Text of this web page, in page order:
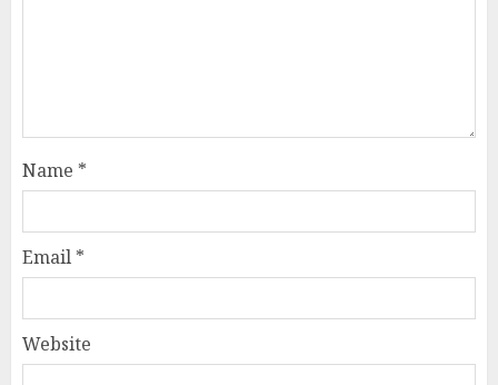
Name *
Email *
Website